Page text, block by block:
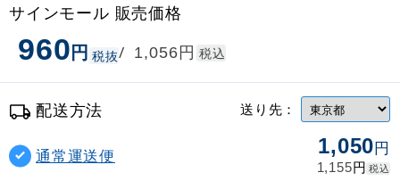
サインモール 販売価格
960円 税抜/ 1,056円 税込
配送方法 送り先：
通常運送便 1,050円
1,155円 税込